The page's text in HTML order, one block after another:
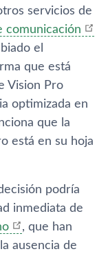
servicios de
comunicación
el
que está
Vision Pro
optimizada en
que la
está en su hoja
podría
inmediata de
, que han
ausencia de